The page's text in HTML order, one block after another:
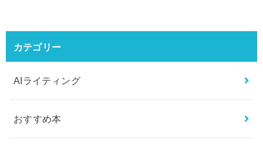
カテゴリー
AIライティング
おすすめ本